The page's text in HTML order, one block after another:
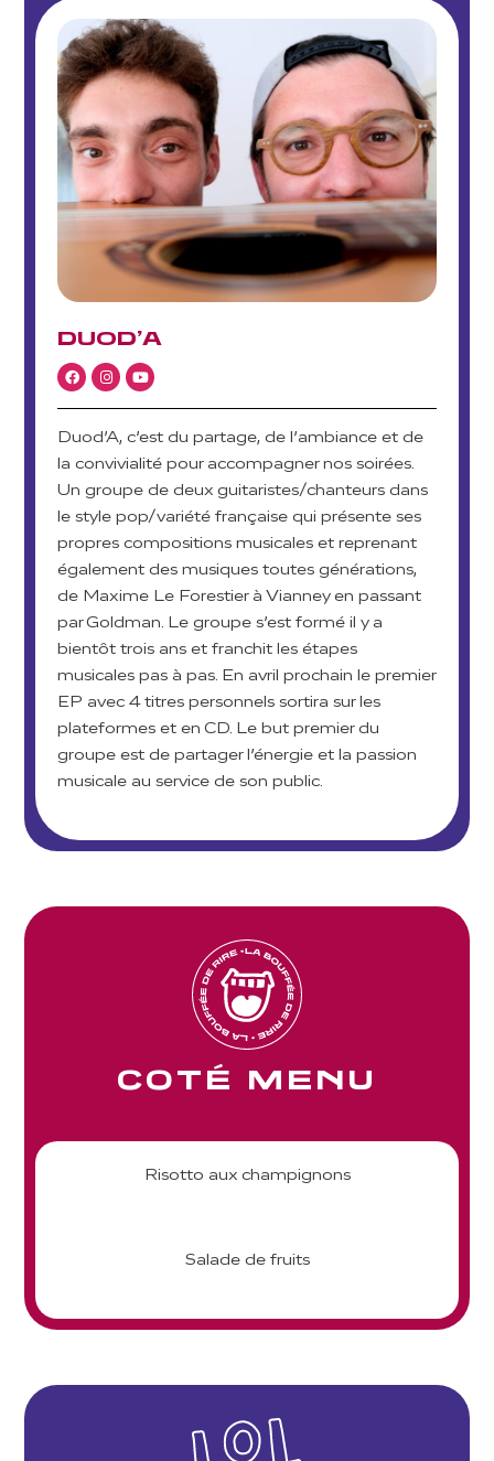
DUOD’A
Duod’A, c’est du partage, de l’ambiance et de
la convivialité pour accompagner nos soirées.
Un groupe de deux guitaristes/chanteurs dans
le style pop/variété française qui présente ses
propres compositions musicales et reprenant
également des musiques toutes générations,
de Maxime Le Forestier à Vianney en passant
par Goldman. Le groupe s’est formé il y a
bientôt trois ans et franchit les étapes
musicales pas à pas. En avril prochain le premier
EP avec 4 titres personnels sortira sur les
plateformes et en CD. Le but premier du
groupe est de partager l’énergie et la passion
musicale au service de son public.
COTÉ MENU
Risotto aux champignons
Salade de fruits